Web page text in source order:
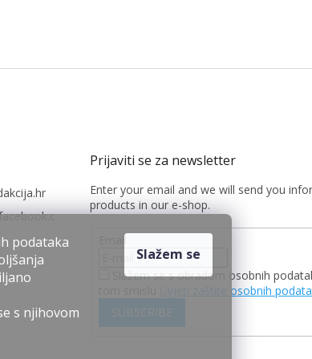
podataka
s njihovom
Enter your email and we will send you
products in our e-shop.
Email
Slažem se s obradom osobnih
Uvjeti zaštite osobnih